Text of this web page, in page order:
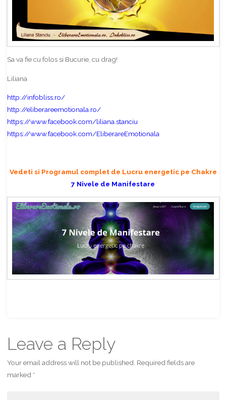
Sa va fie cu folos si Bucurie, cu drag!
Liliana
http://infobliss.ro/
http://eliberareemotionala.ro/
https://www.facebook.com/liliana.stanciu
https://www.facebook.com/EliberareEmotionala
Vedeti si Programul complet de Lucru energetic pe Chakre
7 Nivele de Manifestare
Leave a Reply
Your email address will not be published. Required fields are
marked *